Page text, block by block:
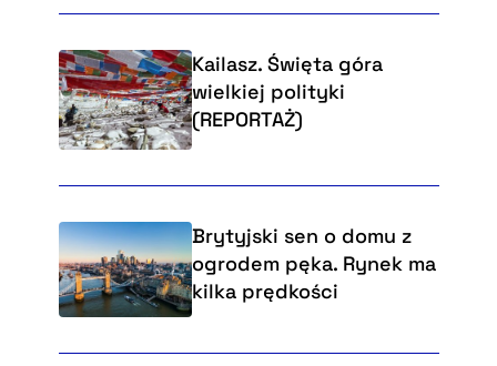
Kailasz. Święta góra
wielkiej polityki
(REPORTAŻ)
Brytyjski sen o domu z
ogrodem pęka. Rynek ma
kilka prędkości